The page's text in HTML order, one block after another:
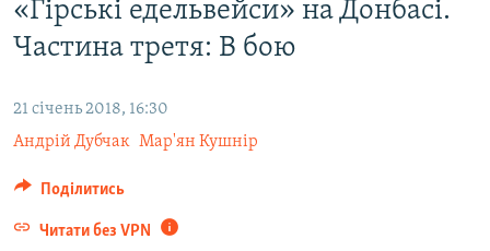
ВІДЕОУРОКИ «ELIFBE»
СВІДЧЕННЯ ОКУПАЦІЇ
УКРАЇНСЬКА ПРОБЛЕМА КРИМУ
ІНФОГРАФІКА
Русский
ДОЛУЧАЙСЯ!
Усі сайти RFE/RL
«Гірські едельвейси» на Донбасі.
Частина третя: В бою
21 січень 2018, 16:30
Андрій Дубчак Мар'ян Кушнір
Поділитись
Читати без VPN